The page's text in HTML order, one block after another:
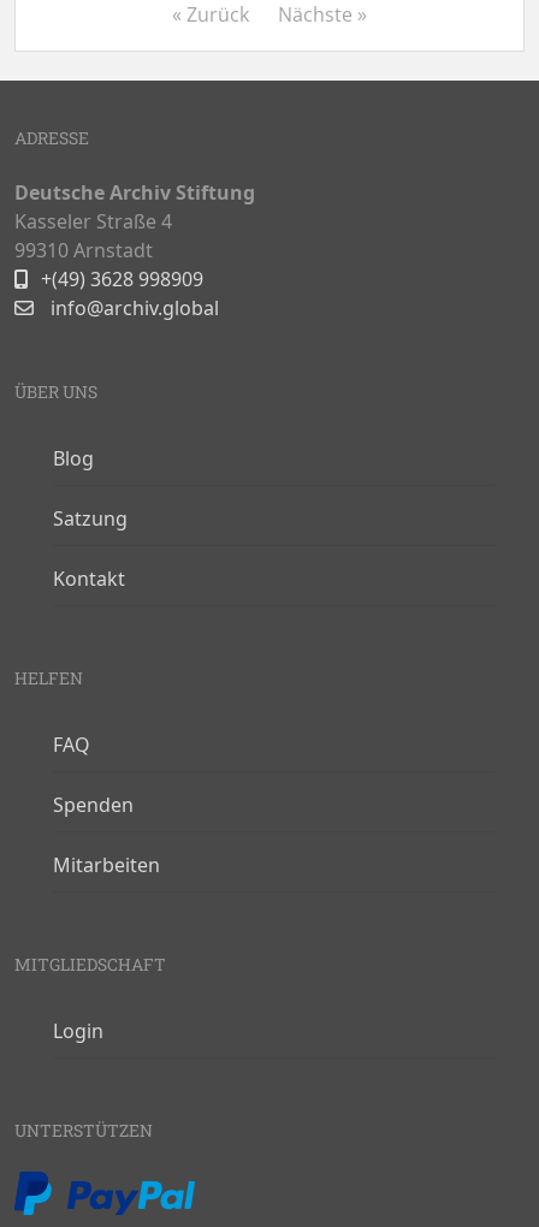
« Zurück Nächste »
ADRESSE
Deutsche Archiv Stiftung
Kasseler Straße 4
99310 Arnstadt
+(49) 3628 998909
info@archiv.global
ÜBER UNS
Blog
Satzung
Kontakt
HELFEN
FAQ
Spenden
Mitarbeiten
MITGLIEDSCHAFT
Login
UNTERSTÜTZEN